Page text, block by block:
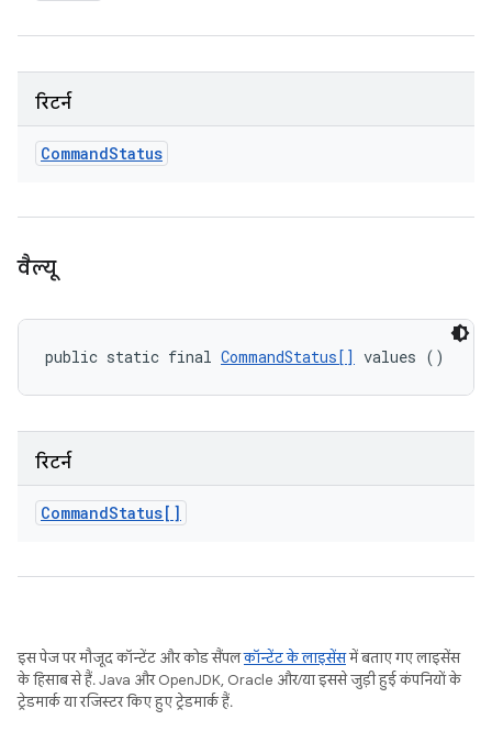
रिटर्न
CommandStatus
वैल्यू
public static final CommandStatus[] values ()
रिटर्न
CommandStatus[]
इस पेज पर मौजूद कॉन्टेंट और कोड सैंपलकॉन्टेंट के लाइसेंसमें बताए गए लाइसेंस
के हिसाब से हैं. Java और OpenJDK, Oracle और/या इससे जुड़ी हुई कंपनियों के
ट्रेडमार्क या रजिस्टर किए हुए ट्रेडमार्क हैं.